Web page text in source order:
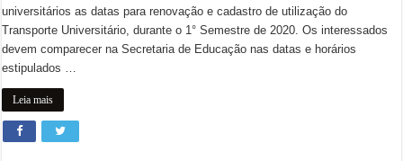
universitários as datas para renovação e cadastro de utilização do
Transporte Universitário, durante o 1° Semestre de 2020. Os interessados
devem comparecer na Secretaria de Educação nas datas e horários
estipulados …
Leia mais